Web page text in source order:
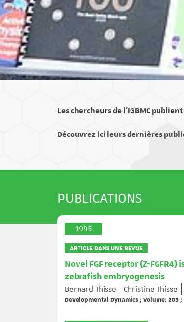
Les chercheurs de l’IGBMC
Découvrez ici leurs dernières
PUBLICATIONS
1995
ARTICLE DANS UNE REVUE
Novel FGF receptor (Z-
zebrafish embryogenesis
Bernard Thisse Christine Thisse
Developmental Dynamics ; Volume: 203 ;